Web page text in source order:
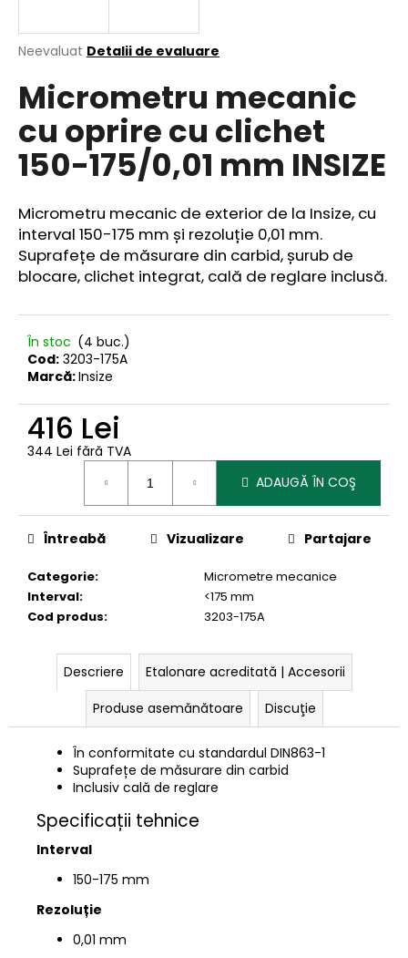
Evaluarea
a
produsului
0,0
din
5
Neevaluat Detalii de evaluare
Micrometru mecanic
cu oprire cu clichet
150-175/0,01 mm INSIZE
Micrometru mecanic de exterior de la Insize, cu
interval 150-175 mm și rezoluție 0,01 mm.
Suprafețe de măsurare din carbid, șurub de
blocare, clichet integrat, cală de reglare inclusă.
În stoc (4 buc.)
Cod: 3203-175A
Marcă:Insize
416 Lei
344 Lei fără TVA
ADAUGĂ ÎN COŞ
Categorie:
Micrometre mecanice
Interval:
<175 mm
Cod produs: 3203-175A
Întreabă Vizualizare Partajare
Descriere
Etalonare acreditată | Accesorii
Produse asemănătoare
Discuţie
În conformitate cu standardul DIN863-1
Suprafețe de măsurare din carbid
Inclusiv cală de reglare
Specificații tehnice
Interval
150-175 mm
Rezoluție
0,01 mm
ă
e
c
o
a
n
d
ă